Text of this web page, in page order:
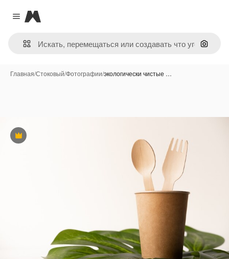
Close menu
Magnific
Поиск
Главная/Стоковый/Фотографии/экологически чистые …
Премиум